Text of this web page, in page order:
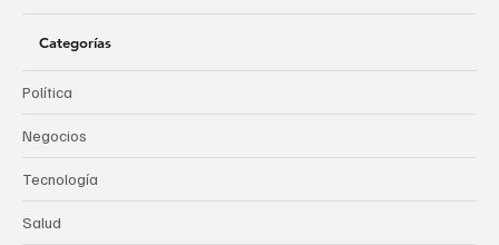
Categorías
Política
Negocios
Tecnología
Salud